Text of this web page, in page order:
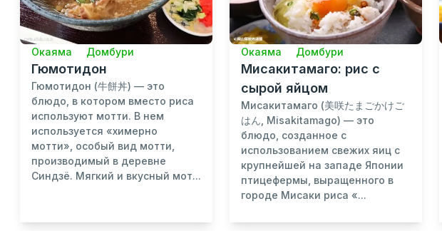
Окаяма Домбури
Гюмотидон
Гюмотидон (牛餅丼) — это
блюдо, в котором вместо риса
используют мотти. В нем
используется «химерно
мотти», особый вид мотти,
производимый в деревне
Синдзё. Мягкий и вкусный мот...
Окаяма Домбури
Мисакитамаго: рис с
сырой яйцом
Мисакитамаго (美咲たまごかけご
はん, Misakitamago) — это
блюдо, созданное с
использованием свежих яиц с
крупнейшей на западе Японии
птицефермы, выращенного в
городе Мисаки риса «...